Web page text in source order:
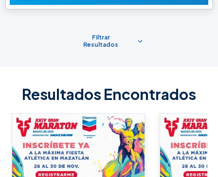
Filtrar
Resultados
Resultados Encontrados